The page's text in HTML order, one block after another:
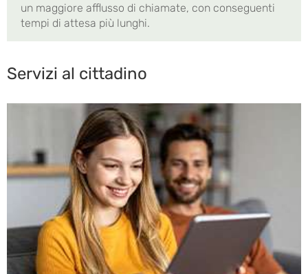
un maggiore afflusso di chiamate, con conseguenti
tempi di attesa più lunghi.
Servizi al cittadino